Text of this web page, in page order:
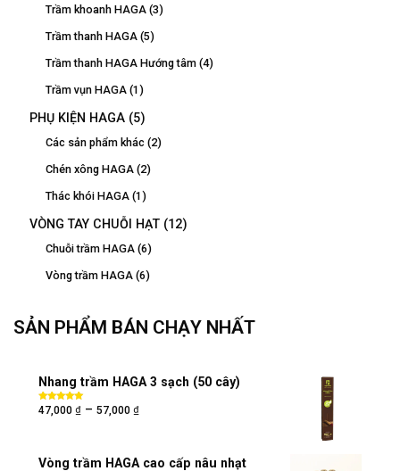
Trầm khoanh HAGA (3)
Trầm thanh HAGA (5)
Trầm thanh HAGA Hướng tâm (4)
Trầm vụn HAGA (1)
PHỤ KIỆN HAGA (5)
Các sản phẩm khác (2)
Chén xông HAGA (2)
Thác khói HAGA (1)
VÒNG TAY CHUỖI HẠT (12)
Chuỗi trầm HAGA (6)
Vòng trầm HAGA (6)
SẢN PHẨM BÁN CHẠY NHẤT
Nhang trầm HAGA 3 sạch (50 cây)
Được xếp
hạng 5.005
47,000 ₫ – 57,000 ₫
Vòng trầm HAGA cao cấp nâu nhạt